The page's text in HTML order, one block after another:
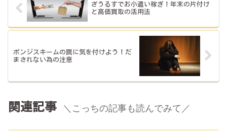
ざうるすでお小遣い稼ぎ！年末の片付け
と高価買取の活用法
ポンジスキームの罠に気を付けよう！だ
まされない為の注意
関連記事 ＼こっちの記事も読んでみて／